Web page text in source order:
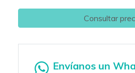
Consultar
Envíanos un